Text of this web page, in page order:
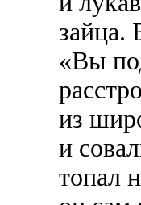
зайца.
«Вы
из
и
топал